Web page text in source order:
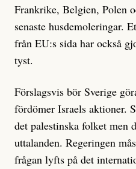
Frankrike, Belgien, Polen
senaste husdemoleringar.
från EU:s sida har också
tyst.
Förslagsvis bör Sverige
fördömer Israels aktioner.
det palestinska folket men
uttalanden. Regeringen
frågan lyfts på det